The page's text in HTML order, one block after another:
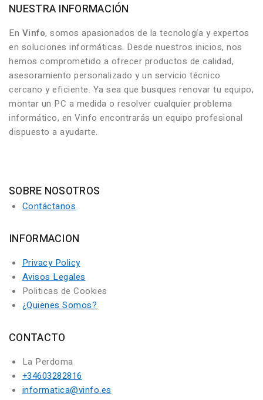
NUESTRA INFORMACIÓN
En Vinfo, somos apasionados de la tecnología y expertos
en soluciones informáticas. Desde nuestros inicios, nos
hemos comprometido a ofrecer productos de calidad,
asesoramiento personalizado y un servicio técnico
cercano y eficiente. Ya sea que busques renovar tu equipo,
montar un PC a medida o resolver cualquier problema
informático, en Vinfo encontrarás un equipo profesional
dispuesto a ayudarte.
SOBRE NOSOTROS
Contáctanos
INFORMACION
Privacy Policy
Avisos Legales
Politicas de Cookies
¿Quienes Somos?
CONTACTO
La Perdoma
+34603282816
informatica@vinfo.es